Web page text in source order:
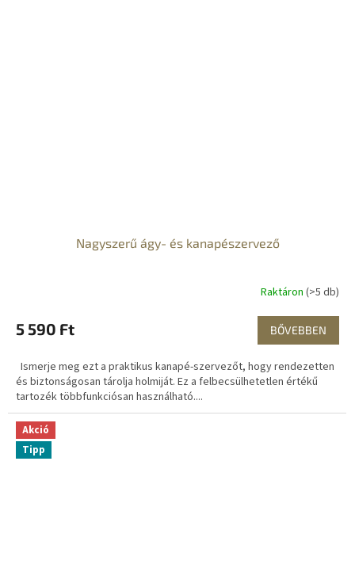
Nagyszerű ágy- és kanapészervező
Raktáron (>5 db)
5 590 Ft BŐVEBBEN
Ismerje meg ezt a praktikus kanapé-szervezőt, hogy rendezetten
és biztonságosan tárolja holmiját. Ez a felbecsülhetetlen értékű
tartozék többfunkciósan használható....
Akció
Tipp